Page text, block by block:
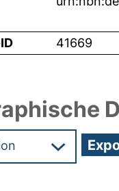
41669